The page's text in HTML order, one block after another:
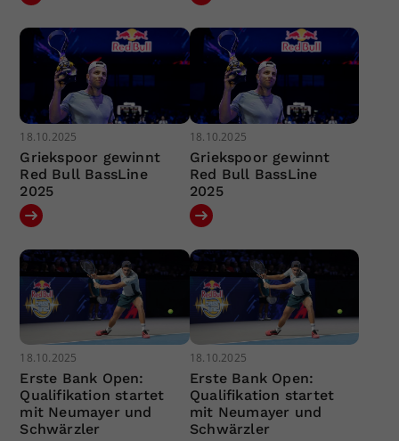
18.10.2025
Griekspoor gewinnt
Red Bull BassLine
2025
18.10.2025
Griekspoor gewinnt
Red Bull BassLine
2025
18.10.2025
Erste Bank Open:
Qualifikation startet
mit Neumayer und
Schwärzler
18.10.2025
Erste Bank Open:
Qualifikation startet
mit Neumayer und
Schwärzler